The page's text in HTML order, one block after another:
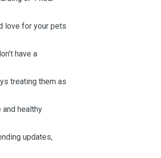
love for your pets
have a
treating them as
healthy
updates,